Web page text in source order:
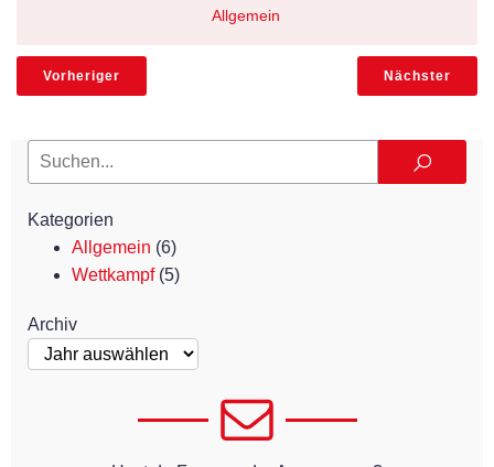
Allgemein
Vorheriger Nächster
Kategorien
Allgemein (6)
Wettkampf(5)
Archiv